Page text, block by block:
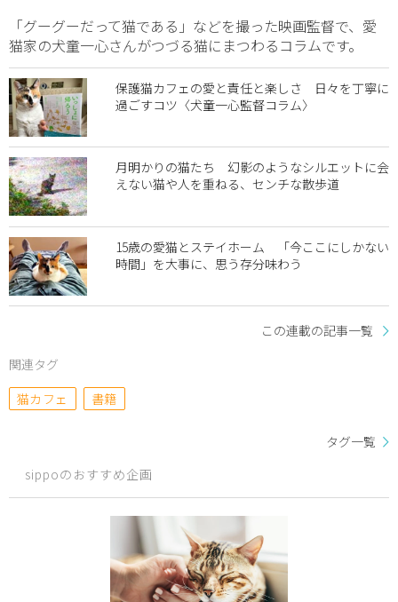
「グーグーだって猫である」などを撮った映画監督で、愛
猫家の犬童一心さんがつづる猫にまつわるコラムです。
保護猫カフェの愛と責任と楽しさ 日々を丁寧に
過ごすコツ〈犬童一心監督コラム〉
月明かりの猫たち 幻影のようなシルエットに会
えない猫や人を重ねる、センチな散歩道
15歳の愛猫とステイホーム 「今ここにしかない
時間」を大事に、思う存分味わう
この連載の記事一覧
関連タグ
猫カフェ
書籍
タグ一覧
sippoのおすすめ企画